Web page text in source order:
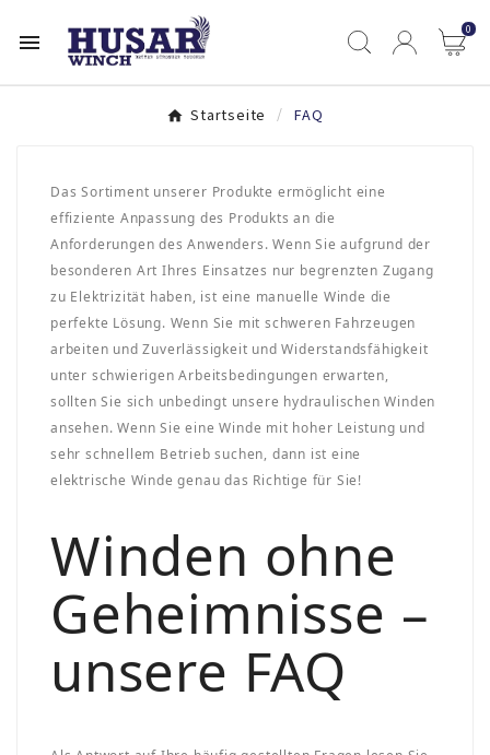
 0
Startseite FAQ
Das Sortiment unserer Produkte ermöglicht eine
effiziente Anpassung des Produkts an die
Anforderungen des Anwenders. Wenn Sie aufgrund der
besonderen Art Ihres Einsatzes nur begrenzten Zugang
zu Elektrizität haben, ist eine manuelle Winde die
perfekte Lösung. Wenn Sie mit schweren Fahrzeugen
arbeiten und Zuverlässigkeit und Widerstandsfähigkeit
unter schwierigen Arbeitsbedingungen erwarten,
sollten Sie sich unbedingt unsere hydraulischen Winden
ansehen. Wenn Sie eine Winde mit hoher Leistung und
sehr schnellem Betrieb suchen, dann ist eine
elektrische Winde genau das Richtige für Sie!
Winden ohne
Geheimnisse –
unsere FAQ